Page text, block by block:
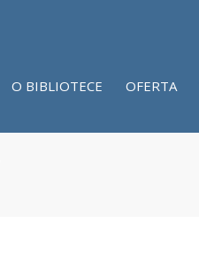
O BIBLIOTECE OFERTA